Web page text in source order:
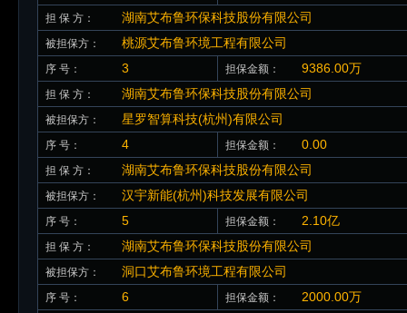
担 保 方： 湖南艾布鲁环保科技股份有限公司
被担保方： 桃源艾布鲁环境工程有限公司
序 号： 3 担保金额： 9386.00万
担 保 方： 湖南艾布鲁环保科技股份有限公司
被担保方： 星罗智算科技(杭州)有限公司
序 号： 4 担保金额： 0.00
担 保 方： 湖南艾布鲁环保科技股份有限公司
被担保方： 汉宇新能(杭州)科技发展有限公司
序 号： 5 担保金额： 2.10亿
担 保 方： 湖南艾布鲁环保科技股份有限公司
被担保方： 洞口艾布鲁环境工程有限公司
序 号： 6 担保金额： 2000.00万